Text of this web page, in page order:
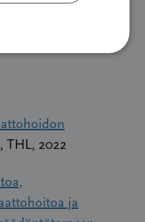
, THL, 2022
ja